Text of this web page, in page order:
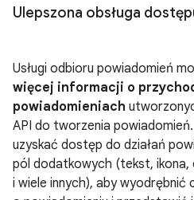
Ulepszona obsługa
Usługi odbioru powiadomień
więcej informacji o
powiadomieniach
API do tworzenia
uzyskać dostęp do działań
pól dodatkowych (tekst,
i wiele innych), aby